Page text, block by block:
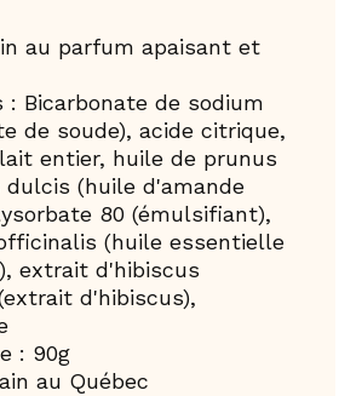
au parfum apaisant et
: Bicarbonate de sodium
de soude), acide citrique,
entier, huile de prunus
dulcis (huile d'amande
80 (émulsifiant),
(huile essentielle
extrait d'hibiscus
d'hibiscus),
: 90g
au Québec